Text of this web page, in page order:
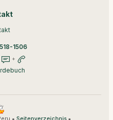
1506
+
• •